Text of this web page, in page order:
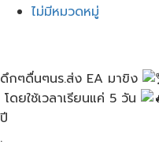
ไม่มีหมวดหมู่
ดึกๆดื่นๆนร.ส่ง​ EA มาขิง​
โดยใช้เวลาเรียนแค่​ 5 วัน​
ปี
.